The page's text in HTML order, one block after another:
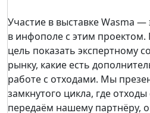
Участие в выставке Wasma
в инфополе с этим проектом.
цель показать экспертному
рынку, какие есть
работе с отходами. Мы
замкнутого цикла, где
передаём нашему партнёру,